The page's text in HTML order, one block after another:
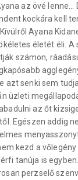
az övé lenne…
kockára kell
Ayana
életét éli. A
számon,
azt senki sem
üzleti
az őt
Egészen addig
kezd a vőlegény
tanúja is
perzselő